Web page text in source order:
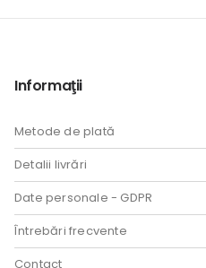
Informaţii
Metode de plată
Detalii livrări
Date personale - GDPR
Întrebări frecvente
Contact